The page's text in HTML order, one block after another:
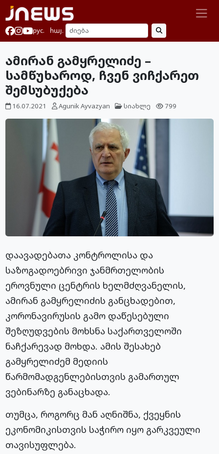
рус. հայ.
ამირან გამყრელიძე –
სამწუხაროდ, ჩვენ ვიჩქარეთ
შემსუბუქება
16.07.2021 Agunik Ayvazyan სიახლე 799
დაავადებათა კონტროლისა და
საზოგადოებრივი ჯანმრთელობის
ეროვნული ცენტრის ხელმძღვანელის,
ამირან გამყრელიძის განცხადებით,
კორონავირუსის გამო დაწესებული
შეზღუდვების მოხსნა საქართველოში
ნაჩქარევად მოხდა. ამის შესახებ
გამყრელიძემ მედიის
წარმომადგენლებისთვის გამართულ
ვებინარზე განაცხადა.
თუმცა, როგორც მან აღნიშნა, ქვეყნის
ეკონომიკისთვის საჭირო იყო გარკვეული
თავისუფლება.